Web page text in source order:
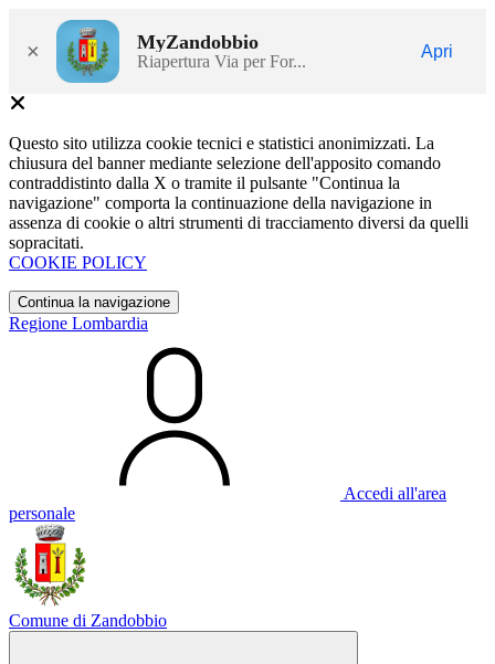
× MyZandobbio
Riapertura Via per For...
Apri
Questo sito utilizza cookie tecnici e statistici anonimizzati. La
chiusura del banner mediante selezione dell'apposito comando
contraddistinto dalla X o tramite il pulsante "Continua la
navigazione" comporta la continuazione della navigazione in
assenza di cookie o altri strumenti di tracciamento diversi da quelli
sopracitati.
COOKIE POLICY
Continua la navigazione
Regione Lombardia
Accedi all'area
personale
Comune di Zandobbio